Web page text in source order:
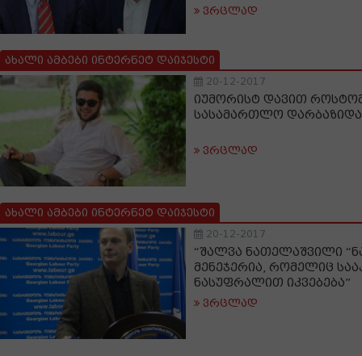
ვრცლად
ახალი ამბები ინტერნეტ დაიჯესტი
20-12-2017
იუმორისტ დავით
სასამართლო
ვრცლად
ახალი ამბები ინტერნეტ დაიჯესტი
20-12-2017
“შალვა ნათელაშვილი
მენეჯერია, რომელიც
ნასუფრალით იკვებება”
ვრცლად